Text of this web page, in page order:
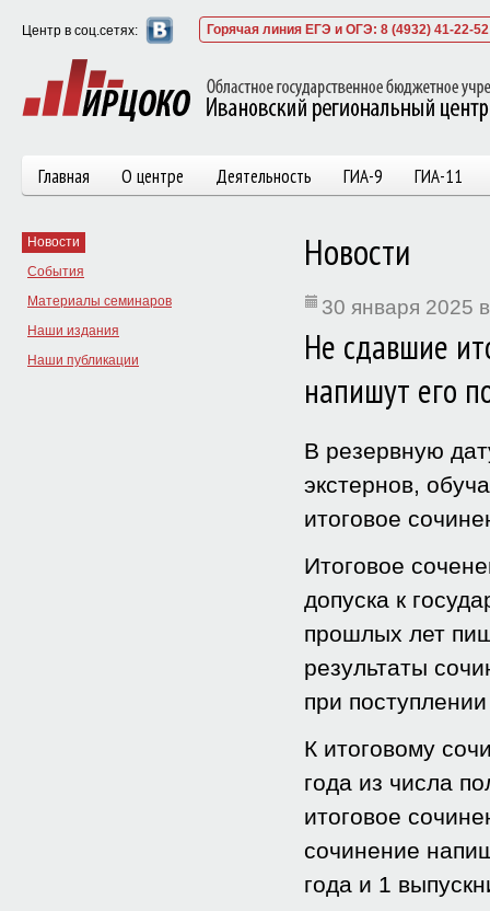
Центр в соц.сетях: Горячая линия ЕГЭ и ОГЭ: 8 (4932) 41-22-
Главная О центре Деятельность ГИА-9 ГИА-11
Новости
События
Материалы семинаров
Наши издания
Наши публикации
Новости
30 января 2025
Не сдавшие
напишут его
В резервную
экстернов,
итоговое
Итоговое
допуска к
прошлых лет
результаты
при
К итоговому
года из числа
итоговое
сочинение
года и 1